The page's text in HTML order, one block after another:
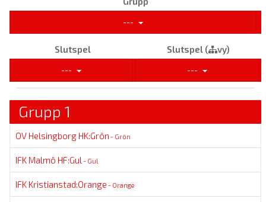
---
Slutspel Slutspel ( vy)
--- ---
Grupp 1
OV Helsingborg HK:Grön - Grön
IFK Malmö HF:Gul - Gul
IFK Kristianstad:Orange - Orange